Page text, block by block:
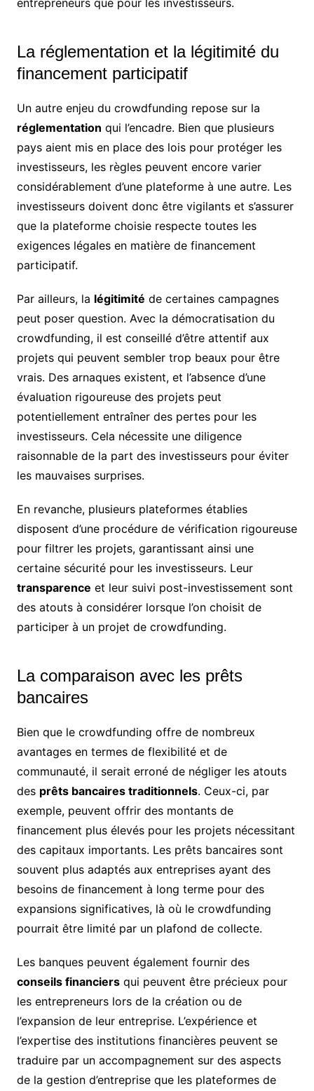
La réglementation et la légitimité du
financement participatif
Un autre enjeu du crowdfunding repose sur la
réglementation qui l’encadre. Bien que plusieurs
pays aient mis en place des lois pour protéger les
investisseurs, les règles peuvent encore varier
considérablement d’une plateforme à une autre. Les
investisseurs doivent donc être vigilants et s’assurer
que la plateforme choisie respecte toutes les
exigences légales en matière de financement
participatif.
Par ailleurs, la légitimité de certaines campagnes
peut poser question. Avec la démocratisation du
crowdfunding, il est conseillé d’être attentif aux
projets qui peuvent sembler trop beaux pour être
vrais. Des arnaques existent, et l’absence d’une
évaluation rigoureuse des projets peut
potentiellement entraîner des pertes pour les
investisseurs. Cela nécessite une diligence
raisonnable de la part des investisseurs pour éviter
les mauvaises surprises.
En revanche, plusieurs plateformes établies
disposent d’une procédure de vérification rigoureuse
pour filtrer les projets, garantissant ainsi une
certaine sécurité pour les investisseurs. Leur
transparence et leur suivi post-investissement sont
des atouts à considérer lorsque l’on choisit de
participer à un projet de crowdfunding.
La comparaison avec les prêts
bancaires
Bien que le crowdfunding offre de nombreux
avantages en termes de flexibilité et de
communauté, il serait erroné de négliger les atouts
des prêts bancaires traditionnels. Ceux-ci, par
exemple, peuvent offrir des montants de
financement plus élevés pour les projets nécessitant
des capitaux importants. Les prêts bancaires sont
souvent plus adaptés aux entreprises ayant des
besoins de financement à long terme pour des
expansions significatives, là où le crowdfunding
pourrait être limité par un plafond de collecte.
Les banques peuvent également fournir des
conseils financiersqui peuvent être précieux pour
les entrepreneurs lors de la création ou de
l’expansion de leur entreprise. L’expérience et
l’expertise des institutions financières peuvent se
traduire par un accompagnement sur des aspects
de la gestion d’entreprise que les plateformes de